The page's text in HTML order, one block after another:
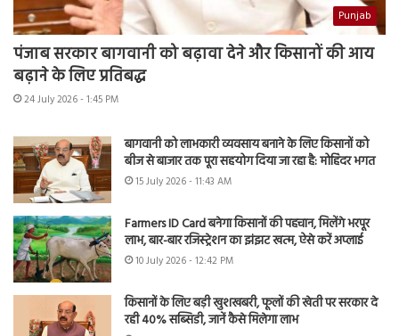
Punjab
पंजाब सरकार बागवानी को बढ़ावा देने और किसानों की आय
बढ़ाने के लिए प्रतिबद्ध
24 July 2026 - 1:45 PM
बागवानी को लाभकारी व्यवसाय बनाने के लिए किसानों को
बीज से बाजार तक पूरा सहयोग दिया जा रहा है: मोहिंदर भगत
15 July 2026 - 11:43 AM
Farmers ID Card बनेगा किसानों की पहचान, मिलेंगे भरपूर
लाभ, बार-बार रजिस्ट्रेशन का झंझट खत्म, ऐसे करें अप्लाई
10 July 2026 - 12:42 PM
किसानों के लिए बड़ी खुशखबरी, फूलों की खेती पर सरकार दे
रही 40% सब्सिडी, जानें कैसे मिलेगा लाभ